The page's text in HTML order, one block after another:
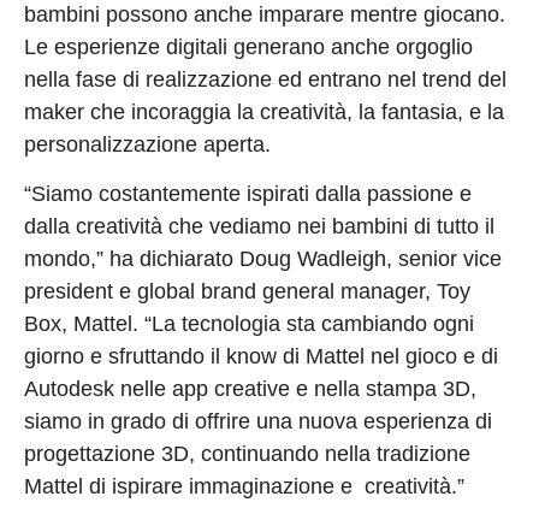
bambini possono anche imparare mentre giocano.
Le esperienze digitali generano anche orgoglio
nella fase di realizzazione ed entrano nel trend del
maker che incoraggia la creatività, la fantasia, e la
personalizzazione aperta.
“Siamo costantemente ispirati dalla passione e
dalla creatività che vediamo nei bambini di tutto il
mondo,” ha dichiarato Doug Wadleigh, senior vice
president e global brand general manager, Toy
Box, Mattel. “La tecnologia sta cambiando ogni
giorno e sfruttando il know di Mattel nel gioco e di
Autodesk nelle app creative e nella stampa 3D,
siamo in grado di offrire una nuova esperienza di
progettazione 3D, continuando nella tradizione
Mattel di ispirare immaginazione e creatività.”